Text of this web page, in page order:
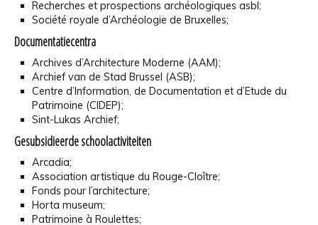
Recherches et prospections archéologiques asbl;
Société royale d’Archéologie de Bruxelles;
Documentatiecentra
Archives d’Architecture Moderne (AAM);
Archief van de Stad Brussel (ASB);
Centre d’Information, de Documentation et d’Etude du
Patrimoine (CIDEP);
Sint-Lukas Archief;
Gesubsidieerde schoolactiviteiten
Arcadia;
Association artistique du Rouge-Cloître;
Fonds pour l’architecture;
Horta museum;
Patrimoine à Roulettes;